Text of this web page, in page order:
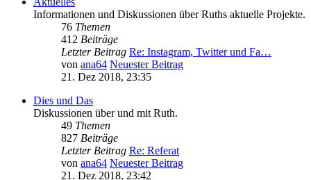
Informationen und Diskussionen über Ruths aktuelle Projekte.
76 Themen
412 Beiträge
Letzter Beitrag Re: Instagram, Twitter und Fa…
von ana64 Neuester Beitrag
21. Dez 2018, 23:35
Dies und Das
Diskussionen über und mit Ruth.
49 Themen
827 Beiträge
Letzter Beitrag Re: Referat
von ana64 Neuester Beitrag
21. Dez 2018, 23:42